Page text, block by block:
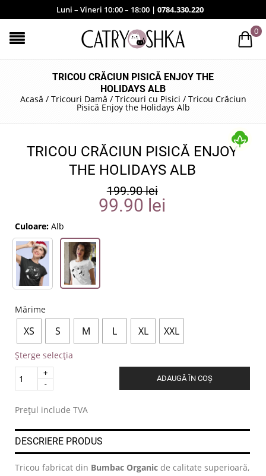
Luni – Vineri 10:00 – 18:00 | 0784.330.220
0
TRICOU CRĂCIUN PISICĂ ENJOY THE
HOLIDAYS ALB
Acasă / Tricouri Damă / Tricouri cu Pisici / Tricou Crăciun
Pisică Enjoy the Holidays Alb
TRICOU CRĂCIUN PISICĂ ENJOY
THE HOLIDAYS ALB
199.90lei
99.90 lei
Culoare: Alb
Mărime
XS S M L XL XXL
Șterge selecția
Quantity
ADAUGĂ ÎN COȘ
Prețul include TVA
DESCRIERE PRODUS
Tricou fabricat din Bumbac Organic de calitate superioară,